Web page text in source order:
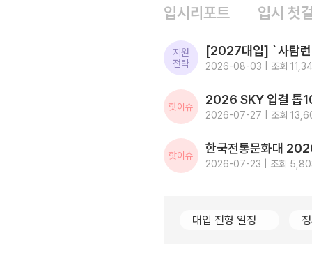
입시리포트 입시 첫
지원
전략
2026-08-03 | 조회
핫이슈
2026-07-27 | 조회
핫이슈
2026-07-23 | 조회
대입 전형 일정